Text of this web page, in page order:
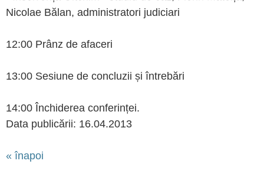
Nicolae Bălan, administratori judiciari
12:00 Prânz de afaceri
13:00 Sesiune de concluzii și întrebări
14:00 Închiderea conferinței.
Data publicării: 16.04.2013
« înapoi